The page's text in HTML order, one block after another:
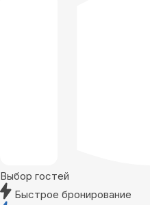
Выбор гостей
Быстрое бронирование